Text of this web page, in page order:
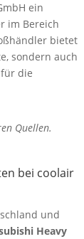
ein
im Bereich
bietet
sondern auch
die
Quellen.
bei coolair
und
Heavy